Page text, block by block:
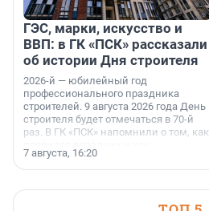
ГЭС, марки, искусство и
ВВП: в ГК «ПСК» рассказали
об истории Дня строителя
2026-й — юбилейный год
профессионального праздника
строителей. 9 августа 2026 года День
строителя будет отмечаться в 70-й
раз. В ГК «ПСК» напомнили о том, как
поменялась роль строительства.
7 августа, 16:20